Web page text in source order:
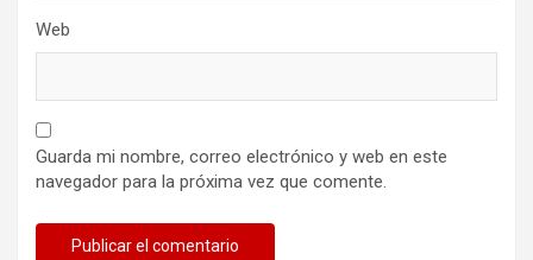
Web
Guarda mi nombre, correo electrónico y web en este
navegador para la próxima vez que comente.